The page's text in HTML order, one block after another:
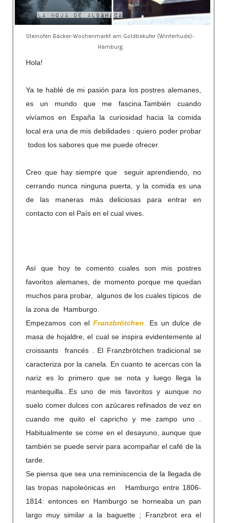
Steinofen Bäcker-Wochenmarkt am Goldbekufer (Winterhude)-
Hamburg
Hola!
Ya te hablé de mi pasión para los postres alemanes,
es un mundo que me fascina.También cuando
vivíamos en España la curiosidad hacia la comida
local era una de mis debilidades : quiero poder probar
todos los sabores que me puede ofrecer.
Creo que hay siempre que seguir aprendiendo, no
cerrando nunca ninguna puerta, y la comida es una
de las maneras más deliciosas para entrar en
contacto con el País en el cual vives.
Así que hoy te comento cuales son mis postres
favoritos alemanes, de momento porque me quedan
muchos para probar, algunos de los cuales típicos de
la zona de Hamburgo.
Empezamos con elFranzbrötchen
Es un dulce de
masa de hojaldre, el cual se inspira evidentemente al
croissants francés . El Franzbrötchen tradicional se
caracteriza por la canela. En cuanto te acercas con la
nariz es lo primero que se nota y luego llega la
mantequilla...Es uno de mis favoritos y aunque no
suelo comer dulces con azúcares refinados de vez en
cuando me quito el capricho y me zampo uno .
Habitualmente se come en el desayuno, aunque que
también se puede servir para acompañar el café de la
tarde.
Se piensa que sea una reminiscencia de la llegada de
las tropas napoleónicas en Hamburgo entre 1806-
1814: entonces en Hamburgo se horneaba un pan
largo muy similar a la baguette ; Franzbrot era el